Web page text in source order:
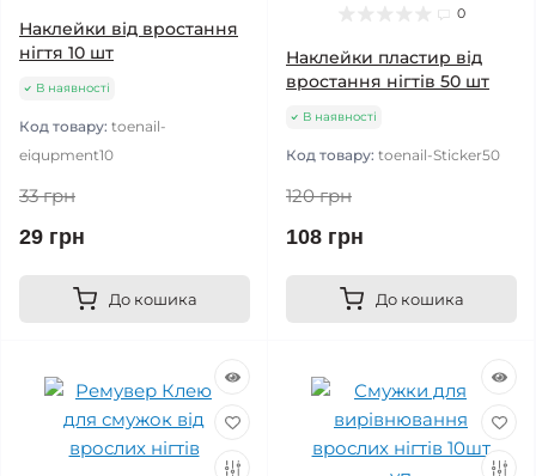
Наклейки від вростання
нігтя 10 шт
В наявності
Код товару: toenail-
eiqupment10
33 грн
29 грн
До кошика
0
Наклейки пластир від
вростання нігтів 50 шт
В наявності
Код товару: toenail-Sticker50
120 грн
108 грн
До кошика